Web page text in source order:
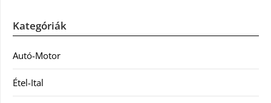
Kategóriák
Autó-Motor
Étel-Ital